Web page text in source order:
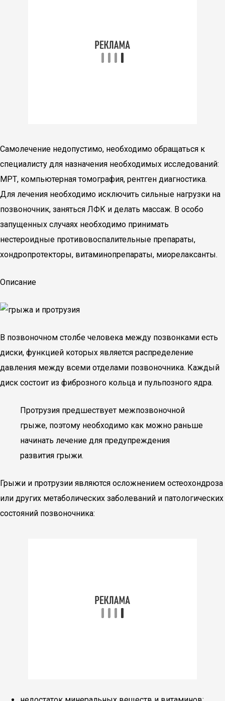
Самолечение недопустимо, необходимо обращаться к
специалисту для назначения необходимых исследований:
МРТ, компьютерная томография, рентген диагностика.
Для лечения необходимо исключить сильные нагрузки на
позвоночник, заняться ЛФК и делать массаж. В особо
запущенных случаях необходимо принимать
нестероидные противовоспалительные препараты,
хондропротекторы, витаминопрепараты, миорелаксанты.
Описание
В позвоночном столбе человека между позвонками есть
диски, функцией которых является распределение
давления между всеми отделами позвоночника. Каждый
диск состоит из фиброзного кольца и пульпозного ядра.
Протрузия предшествует межпозвоночной
грыже, поэтому необходимо как можно раньше
начинать лечение для предупреждения
развития грыжи.
Грыжи и протрузии являются осложнением остеохондроза
или других метаболических заболеваний и патологических
состояний позвоночника: